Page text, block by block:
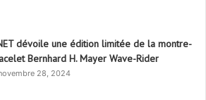
dévoile une édition limitée de la montre-
Bernhard H. Mayer Wave-Rider
28, 2024